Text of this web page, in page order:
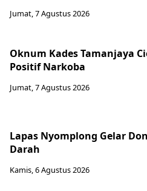
Jumat, 7 Agustus 2026
Oknum Kades Tamanjaya
Positif Narkoba
Jumat, 7 Agustus 2026
Lapas Nyomplong Gelar
Darah
Kamis, 6 Agustus 2026